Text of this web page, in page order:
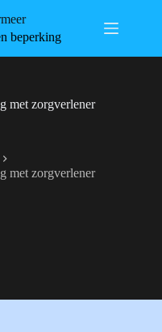
beperking
met zorgverlener
met zorgverlener